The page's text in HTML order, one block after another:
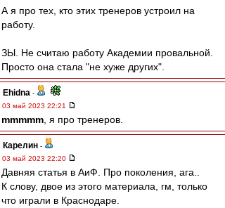
А я про тех, кто этих тренеров устроил на
работу.
ЗЫ. Не считаю работу Академии провальной.
Просто она стала "не хуже других".
Ehidna -
03 май 2023 22:21
mmmmm , я про тренеров.
Карелин -
03 май 2023 22:20
Давняя статья в АиФ. Про поколения, ага..
К слову, двое из этого материала, гм, только
что играли в Краснодаре.